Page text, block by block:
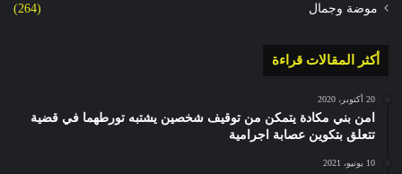
موضة وجمال (264)
أكثر المقالات قراءة
20 أكتوبر، 2020
امن بني مكادة يتمكن من توقيف شخصين يشتبه تورطهما في قضية
تتعلق بتكوين عصابة اجرامية
10 يونيو، 2021